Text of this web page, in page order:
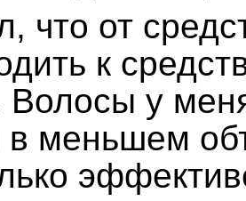
что от
к
Волосы у
в меньшем